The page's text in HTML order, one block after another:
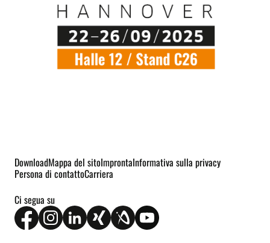
DownloadMappa del sitoImprontaInformativa sulla privacy
Persona di contattoCarriera
Ci segua su